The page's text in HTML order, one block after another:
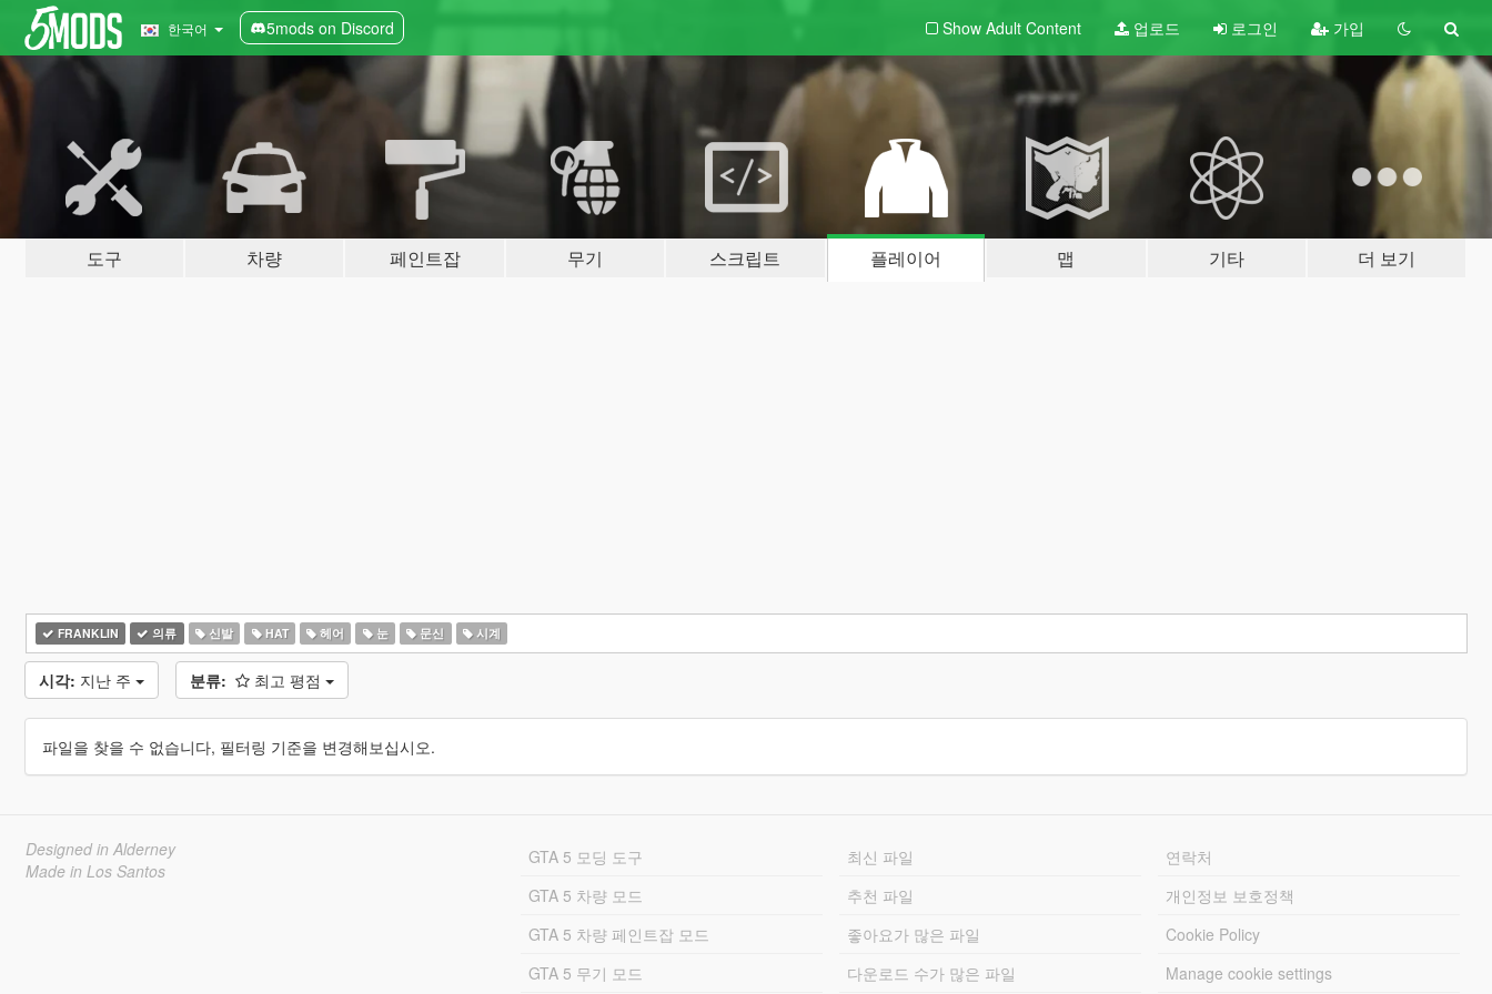
한국어 5mods on Discord Show Adult Content 업로드 로그인 가입
도구 차량 페인트잡 무기 스크립트 플레이어 맵 기타 더 보기
FRANKLIN 의류 신발 HAT 헤어 눈 문신 시계
시각: 지난 주 분류: 최고 평점
파일을 찾을 수 없습니다, 필터링 기준을 변경해보십시오.
Designed in Alderney
Made in Los Santos
GTA 5 모딩 도구
GTA 5 차량 모드
GTA 5 차량 페인트잡 모드
GTA 5 무기 모드
최신 파일
추천 파일
좋아요가 많은 파일
다운로드 수가 많은 파일
연락처
개인정보 보호정책
Cookie Policy
Manage cookie settings